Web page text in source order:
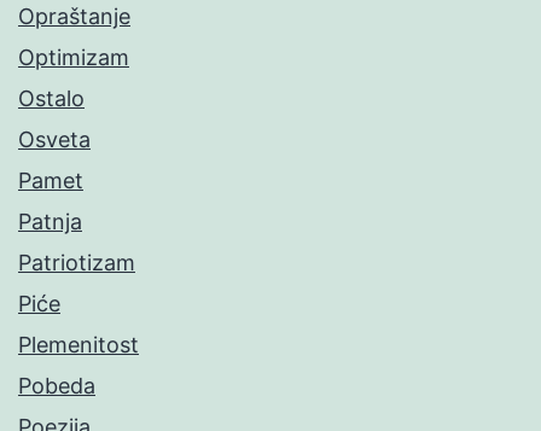
Opraštanje
Optimizam
Ostalo
Osveta
Pamet
Patnja
Patriotizam
Piće
Plemenitost
Pobeda